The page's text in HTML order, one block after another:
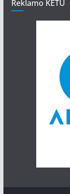
Reklamo KËTU